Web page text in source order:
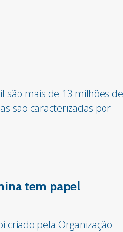
são mais de 13 milhões de
são caracterizadas por
tem papel
criado pela Organização